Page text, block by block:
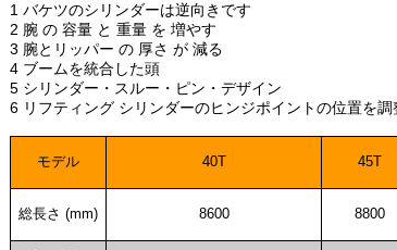
1 バケツのシリンダーは逆向きです
2 腕 の 容量 と 重量 を 増やす
3 腕とリッパー の 厚さ が 減る
4 ブームを統合した頭
5 シリンダー・スルー・ピン・デザイン
6 リフティング シリンダーのヒンジポイントの位置を調
モデル 40T 45T
総長さ (mm) 8600 8800